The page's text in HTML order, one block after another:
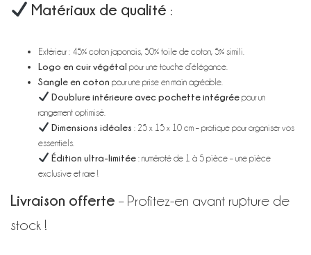
Matériaux de qualité :
Extérieur : 45% coton japonais, 50% toile de coton, 5% simili.
Logo en cuir végétal pour une touche d’élégance.
Sangle en coton pour une prise en main agréable.
Doublure intérieure avec pochette intégréepour un
rangement optimisé.
Dimensions idéales : 25 x 15 x 10 cm – pratique pour organiser vos
essentiels.
Édition ultra-limitée: numéroté de 1 à 5 pièce – une pièce
exclusive et rare !
Livraison offerte – Profitez-en avant rupture de
stock !